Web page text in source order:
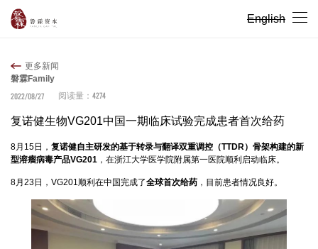
English
更多新闻
磐霖Family
2022/08/27
阅读量： 4274
复诺健生物VG201中国一期临床试验完成患者首次给药
8月15日， 复诺健自主研发的基于转录与翻译双重调控（TTDR）骨架构建的新
型溶瘤病毒产品VG201 ，在浙江大学医学院附属第一医院顺利启动临床。
8月23日，VG201顺利在中国完成了全球首次给药 ，目前患者情况良好。